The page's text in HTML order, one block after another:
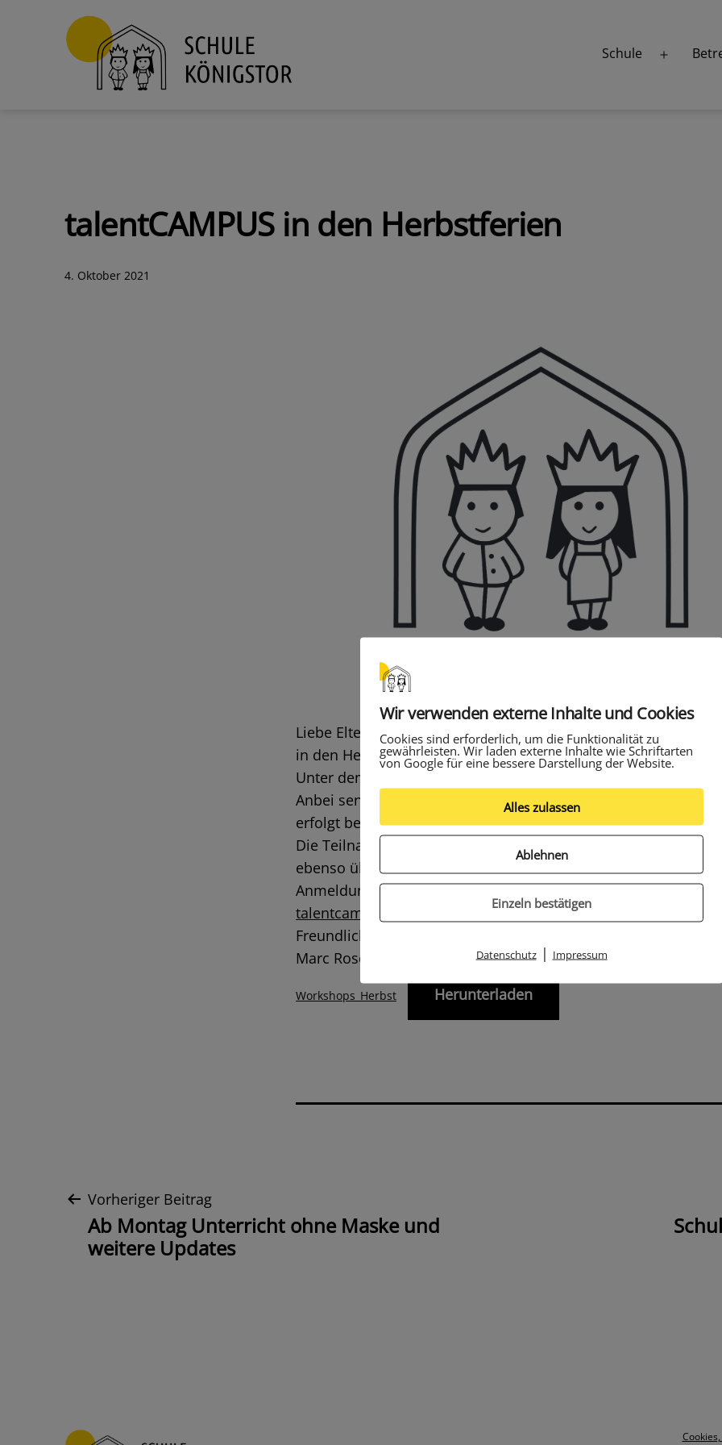
Schule
Menü
talentCAMPUS in den Herbstferien
Veröffentlicht
4. Oktober 2021
Liebe Eltern der Schule Königstor,
in den Herbstferien bietet dertalentCAMPUSwieder tolle
Unter dem Titel „Schöne neue Welt“ gibt es interessante
Anbei sende ich Ihnen den entsprechenden Flyer. Die
erfolgt bei Bedarf über Sie selbst.
Die Teilnahme ist kostenfrei. Fahrkarten und Verpflegung
ebenso übernommen. Sie sollten sich schnell entscheiden, die
Anmeldung auf der letzten Seite ausfüllen und als PDF an
talentcampusks@gmail.com
senden.
Freundliche Grüße
Marc Rosch
Workshops_Herbst Herunterladen
Beitrags-
Navigation
Vorheriger Beitrag
Ab Montag Unterricht ohne Maske und
weitere Updates
Wir verwenden externe Inhalte und Cookies
Cookies sind erforderlich, um die Funktionalität zu
gewährleisten. Wir laden externe Inhalte wie Schriftarten
von Google für eine bessere Darstellung der Website.
Alles zulassen
Ablehnen
Einzeln bestätigen
Datenschutz| Impressum